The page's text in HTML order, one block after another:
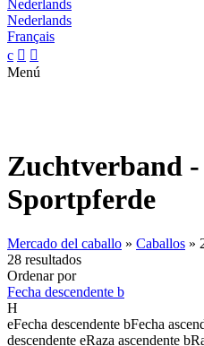
Nederlands
Nederlands
Français
c  
Menú
Zuchtverband
Sportpferde
Mercado del caballo » Caballos »
28 resultados
Ordenar por
Fecha descendente b
H
eFecha descendente bFecha
descendente eRaza ascendente b